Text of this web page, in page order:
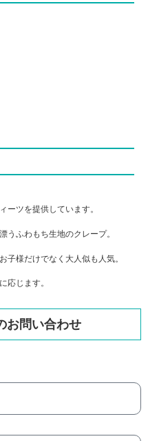
ーツを提供しています。
うふわもち生地のクレープ。
子様だけでなく大人似も人気。
応じます。
お問い合わせ